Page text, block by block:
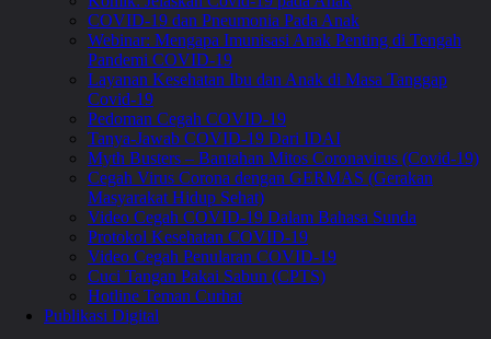
COVID-19 dan Pneumonia Pada Anak
Webinar: Mengapa Imunisasi Anak Penting di Tengah
Pandemi COVID-19
Layanan Kesehatan Ibu dan Anak di Masa Tanggap
Covid-19
Pedoman Cegah COVID-19
Tanya-Jawab COVID-19 Dari IDAI
Myth Busters – Bantahan Mitos Coronavirus (Covid-19)
Cegah Virus Corona dengan GERMAS (Gerakan
Masyarakat Hidup Sehat)
Video Cegah COVID-19 Dalam Bahasa Sunda
Protokol Kesehatan COVID-19
Video Cegah Penularan COVID-19
Cuci Tangan Pakai Sabun (CPTS)
Hotline Teman Curhat
Publikasi Digital